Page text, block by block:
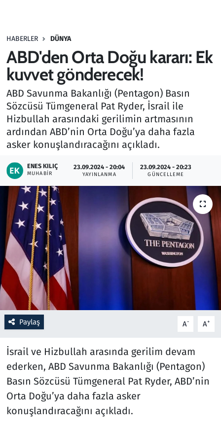
HABERLER DÜNYA
ABD'den Orta Doğu kararı: Ek
kuvvet gönderecek!
ABD Savunma Bakanlığı (Pentagon) Basın
Sözcüsü Tümgeneral Pat Ryder, İsrail ile
Hizbullah arasındaki gerilimin artmasının
ardından ABD’nin Orta Doğu’ya daha fazla
asker konuşlandıracağını açıkladı.
ENES KILIÇ
MUHABIR
23.09.2024 - 20:04
YAYINLANMA
23.09.2024 - 20:23
GÜNCELLEME
Paylaş A- A+
İsrail ve Hizbullah arasında gerilim devam
ederken, ABD Savunma Bakanlığı (Pentagon)
Basın Sözcüsü Tümgeneral Pat Ryder, ABD’nin
Orta Doğu’ya daha fazla asker
konuşlandıracağını açıkladı.
Haber
Kültür Sanat
Kurumsal Haberler
Lezzet Durağı
Memur ve Kamu
Otomobil
Oyun
Ramazan
Resmi İlanlar
Rüya Tabirleri
Sağlık
Savunma Sanayi
Spor
Teknoloji ve Bilim
Televizyon